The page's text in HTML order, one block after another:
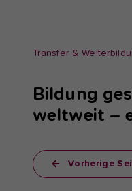
Transfer &
Bildung
weltweit –
Vorherige